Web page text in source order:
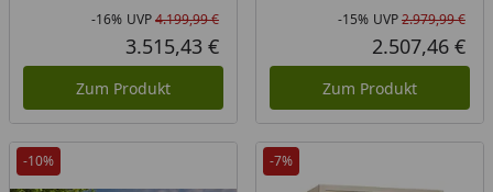
Rabatt in Prozent
-16%
Ursprünglicher Preis
UVP4.199,99 €
Aktueller Preis
3.515,43 €
Zum Produkt
-15% UVP2.979,99 €
2.507,46 €
Zum Produkt
-10% -7%